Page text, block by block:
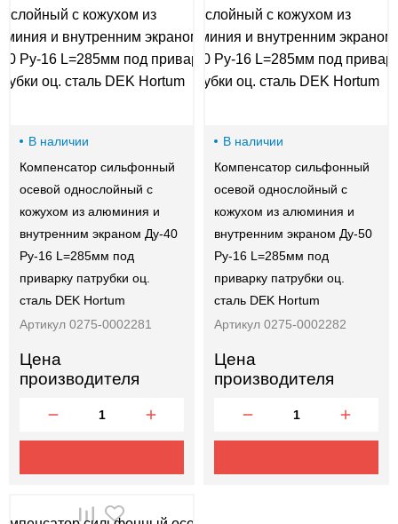
В наличии
Компенсатор сильфонный
осевой однослойный с
кожухом из алюминия и
внутренним экраном Ду-40
Ру-16 L=285мм под
приварку патрубки оц.
сталь DEK Hortum
Артикул 0275-0002281
Цена
производителя
В наличии
Компенсатор сильфонный
осевой однослойный с
кожухом из алюминия и
внутренним экраном Ду-50
Ру-16 L=285мм под
приварку патрубки оц.
сталь DEK Hortum
Артикул 0275-0002282
Цена
производителя